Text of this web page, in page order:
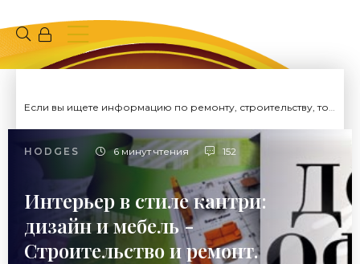
Если вы ищете информацию по ремонту, строительству, то вы попали на нужный сайт.
HODGES 6 минут чтения 152
Интерьер в стиле кантри:
дизайн и мебель -
Строительство и ремонт.